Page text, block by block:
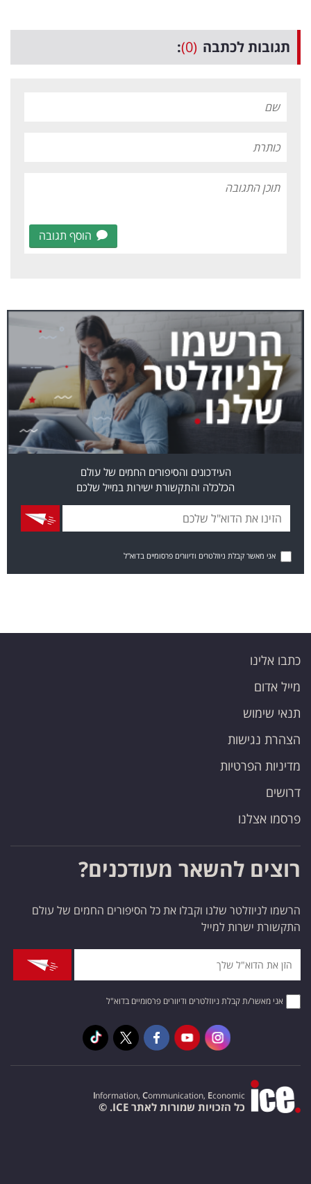
תגובות לכתבה (0)
:
הוסף תגובה
העידכונים והסיפורים החמים של עולם
הכלכלה והתקשורת ישירות במייל שלכם
אני מאשר קבלת ניוזלטרים ודיוורים פרסומיים בדוא"ל
כתבו אלינו
מייל אדום
תנאי שימוש
הצהרת נגישות
מדיניות הפרטיות
דרושים
פרסמו אצלנו
רוצים להשאר מעודכנים?
הרשמו לניוזלטר שלנו וקבלו את כל הסיפורים החמים של עולם
התקשורת ישרות למייל
אני מאשר/ת קבלת ניוזלטרים ודיוורים פרסומיים בדוא"ל
Information, Communication, Economic
כל הזכויות שמורות לאתר ICE. ©